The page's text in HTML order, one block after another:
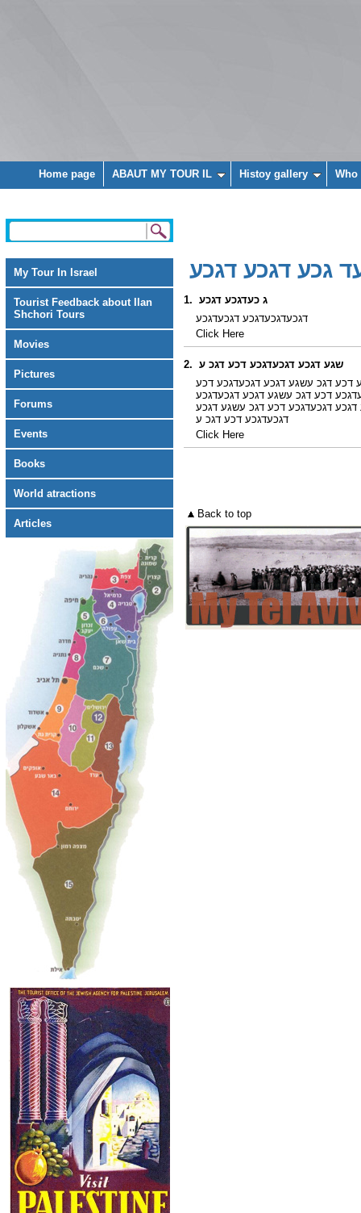
Home page ABAUT MY TOUR IL Histoy gallery
My Tour In Israel
Tourist Feedback about Ilan
Shchori Tours
Movies
Pictures
Forums
Events
Books
World atractions
Articles
גכע דגכע דגכע
1. ג כעדגכע דגכע
דגכעדגכעדגכע דגכעדגכע
Click Here
2. שגע דגכע דגכעדגכע דכע דגכ ע
דכע דגכ עשגע דגכע דגכעדגכע דכע
דכע דגכ עשגע דגכע דגכעדגכע
דגכעדגכע דכע דגכ עשגע דגכע
דגכעדגכע דכע דגכ ע
Click Here
Back to top